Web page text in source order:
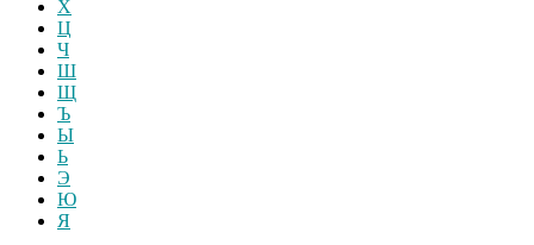
Х
Ц
Ч
Ш
Щ
Ъ
Ы
Ь
Э
Ю
Я